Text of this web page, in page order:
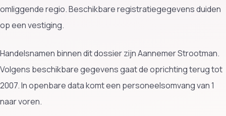
omliggende regio. Beschikbare registratiegegevens duiden
op een vestiging.
Handelsnamen binnen dit dossier zijn Aannemer Strootman.
Volgens beschikbare gegevens gaat de oprichting terug tot
2007. In openbare data komt een personeelsomvang van 1
naar voren.